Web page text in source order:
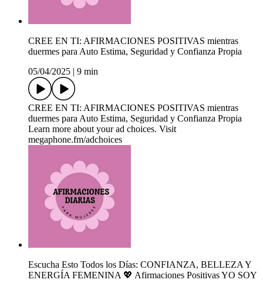
CREE EN TI: AFIRMACIONES POSITIVAS mientras
duermes para Auto Estima, Seguridad y Confianza Propia
05/04/2025
9 min
CREE EN TI: AFIRMACIONES POSITIVAS mientras
duermes para Auto Estima, Seguridad y Confianza Propia
Learn more about your ad choices. Visit
megaphone.fm/adchoices
Escucha Esto Todos los Días: CONFIANZA, BELLEZA Y
ENERGÍA FEMENINA 💖 Afirmaciones Positivas YO SOY